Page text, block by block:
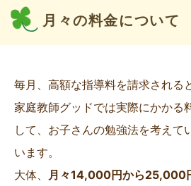
月々の料金について
毎月、高額な指導料を請求される
家庭教師グッドでは実際にかかる
して、お子さんの勉強法を考えて
います。
大体、 月々14,000円から25,000